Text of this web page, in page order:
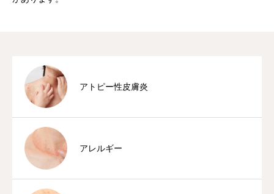
アトピー性皮膚炎
アレルギー